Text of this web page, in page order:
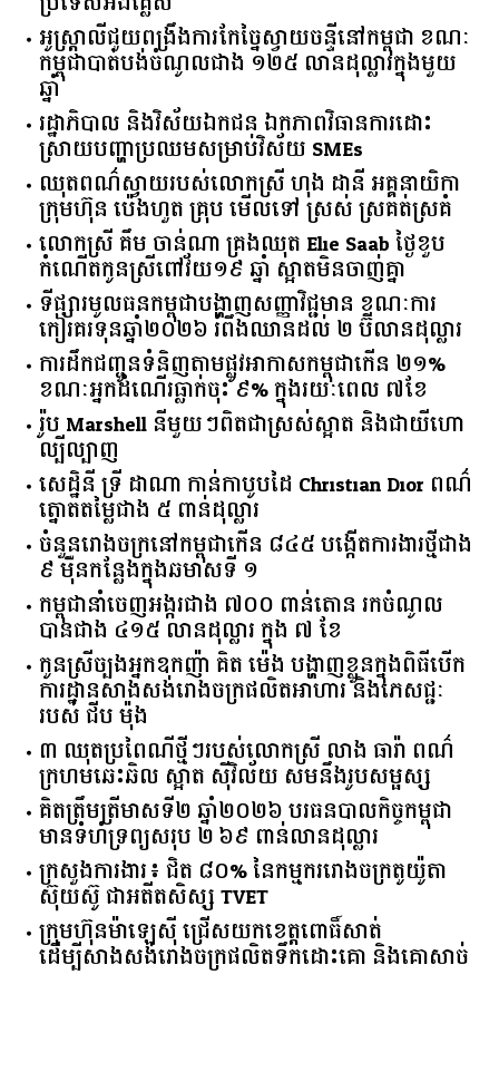
កូនប្រុសម្ចាស់ក្រុមហ៊ុនហនុមាន ផន មុតសុក្រឆពណ្ណ
ញ្ចប់ការសិក្សា នៅរាជបណ្ឌិតសភាយោធា Sandhurst
ប្រទេសអង់គ្លេស
អូស្ត្រាលី​ជួយ​ពង្រឹង​ការ​កែច្នៃ​ស្វាយចន្ទី​នៅ​កម្ពុជា​ ​ខណៈ​
កម្ពុជា​បាត់បង់​ចំណូល​ជាង​ ​១២៥​ ​លាន​ដុល្លារ​ក្នុង​មួយ​
ឆ្នាំ​
រដ្ឋាភិបាល​ ​និង​វិស័យ​ឯកជន ​ឯកភាព​វិធានការ​ដោះ
ស្រាយ​បញ្ហា​ប្រឈម​​សម្រាប់​វិស័យ​ ​SMEs​
ឈុតពណ៌ស្វាយរបស់លោកស្រី ហុង ដានី អគ្គ​នាយិកា​
ក្រុមហ៊ុន ប៉េងហួត គ្រុប មើលទៅ ស្រស់ ស្រគត់ស្រគំ
លោកស្រី គឹម ចាន់ណា គ្រងឈុត Elie Saab ថ្ងៃខួប
កំណើតកូនស្រីពៅវ័យ១៩ ឆ្នាំ ស្អាតមិនចាញ់គ្នា
ទីផ្សារ​មូលធន​កម្ពុជា​បង្ហាញ​សញ្ញា​វិជ្ជមាន​ ​ខណៈ​ការ​
កៀរគរ​ទុន​ឆ្នាំ​២០២៦​ ​រំពឹង​ឈានដល់​ ​២​ ​ប៊ីលាន​ដុល្លារ​
ការដឹកជញ្ជូនទំនិញតាមផ្លូវអាកាសកម្ពុជាកើន ២១%
ខណៈអ្នកដំណើរធ្លាក់ចុះ ៩% ក្នុងរយៈពេល ៧ខែ
រ៉ូប Marshell នីមួយៗពិតជាស្រស់ស្អាត និងជាយីហោ
ល្បីល្បាញ
សេដ្ឋិនី ទ្រី ដាណា កាន់កាបូបដៃ Christian Dior ពណ៌
ត្នោតតម្លៃជាង ៥ ពាន់ដុល្លារ
ចំនួន​រោងចក្រ​នៅ​កម្ពុជា​កើន​ ​៨៤៥​ ​បង្កើត​ការងារ​ថ្មី​ជាង​
​៩​ ​ម៉ឺន​កន្លែង​ក្នុង​ឆមាស​ទី ​១​
កម្ពុជានាំចេញអង្ករជាង ៧០០ ពាន់តោន រកចំណូល
បានជាង ៤១៥ លានដុល្លារ ក្នុង ៧ ខែ
កូនស្រីច្បងអ្នកឧកញ៉ា គិត ម៉េង បង្ហាញខ្លួនក្នុងពិធីបើក
ការដ្ឋានសាងសង់រោងចក្រផលិតអាហារ និងភេសជ្ជៈ
របស់ ជីប ម៉ុង
៣ ឈុតប្រពៃណីថ្មីៗរបស់លោកស្រី លាង ធារ៉ា ពណ៌
ក្រហមឆេះឆិល ស្អាត ​ស៊ីវិល័យ សមនឹងរូបសម្ផស្ស
គិត​ត្រឹមត្រីមាស​ទី​២​ ​ឆ្នាំ​២០២៦​ បរធន​បាលកិច្ច​កម្ពុជា​ ​
មាន​ទំហំ​ទ្រព្យ​សរុប​ ​២.៦៩​ ​ពាន់លាន​ដុល្លារ​
ក្រសួង​ការងារ​៖ ​ជិត​ ​៨០​% ​នៃ​កម្មករ​រោងចក្រ​តូយ៉ូតា ​
ស៊ុយ​ស៊ូ ​ជា​អតីត​សិស្ស​ ​TVET​